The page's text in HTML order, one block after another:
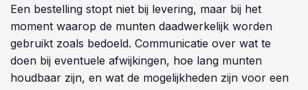
Een bestelling stopt niet bij levering, maar bij het
moment waarop de munten daadwerkelijk worden
gebruikt zoals bedoeld. Communicatie over wat te
doen bij eventuele afwijkingen, hoe lang munten
houdbaar zijn, en wat de mogelijkheden zijn voor een